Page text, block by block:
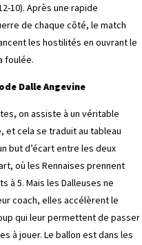
10). Après une rapide
de chaque côté, le match
les hostilités en ouvrant le
foulée.
Dalle Angevine
on assiste à un véritable
et cela se traduit au tableau
but d’écart entre les deux
où les Rennaises prennent
à 5. Mais les Dalleuses ne
coach, elles accélèrent le
qui leur permettent de passer
à jouer. Le ballon est dans les